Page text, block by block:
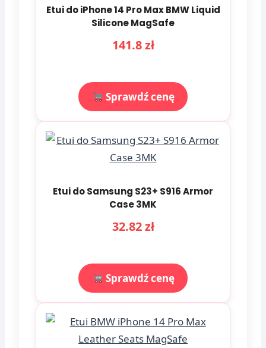
Etui do iPhone 14 Pro Max BMW Liquid
Silicone MagSafe
141.8 zł
Sprawdź cenę
Etui do Samsung S23+ S916 Armor
Case 3MK
32.82 zł
Sprawdź cenę